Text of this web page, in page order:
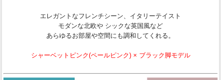
エレガントなフレンチシーン、イタリーテイスト
モダンな北欧や シックな英国風など
あらゆるお部屋や空間にも調和してくれる。
シャーベットピンク(ペールピンク) × ブラック脚モデル